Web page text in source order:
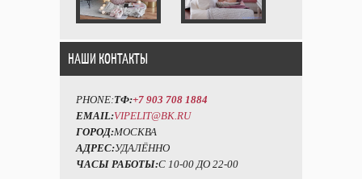
НАШИ КОНТАКТЫ
PHONE:ТФ:+7 903 708 1884
EMAIL:VIPELIT@BK.RU
ГОРОД:МОСКВА
АДРЕС:УДАЛЁННО
ЧАСЫ РАБОТЫ:С 10-00 ДО 22-00